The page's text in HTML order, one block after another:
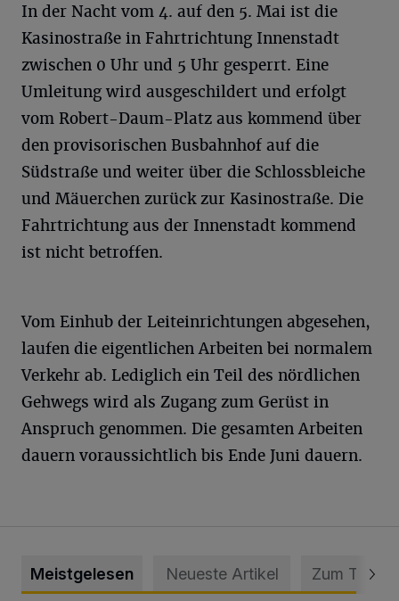
In der Nacht vom 4. auf den 5. Mai ist die
Kasinostraße in Fahrtrichtung Innenstadt
zwischen 0 Uhr und 5 Uhr gesperrt. Eine
Umleitung wird ausgeschildert und erfolgt
vom Robert-Daum-Platz aus kommend über
den provisorischen Busbahnhof auf die
Südstraße und weiter über die Schlossbleiche
und Mäuerchen zurück zur Kasinostraße. Die
Fahrtrichtung aus der Innenstadt kommend
ist nicht betroffen.
Vom Einhub der Leiteinrichtungen abgesehen,
laufen die eigentlichen Arbeiten bei normalem
Verkehr ab. Lediglich ein Teil des nördlichen
Gehwegs wird als Zugang zum Gerüst in
Anspruch genommen. Die gesamten Arbeiten
dauern voraussichtlich bis Ende Juni dauern.
Meistgelesen Neueste Artikel Zum Thema